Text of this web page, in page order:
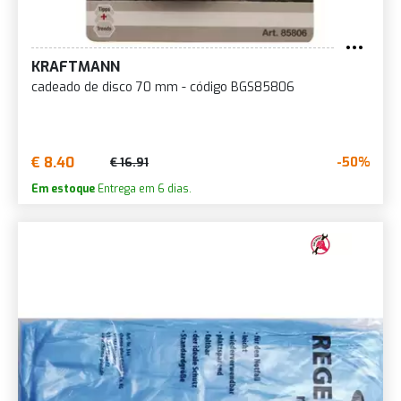
KRAFTMANN
cadeado de disco 70 mm - código BGS85806
€ 8.40 € 16.91 -50%
Em estoque Entrega em 6 dias.